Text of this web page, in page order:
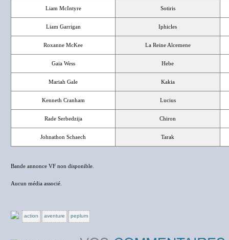
Liam McIntyre Sotiris
Liam Garrigan Iphicles
Roxanne McKee La Reine Alcemene
Gaia Wess Hebe
Mariah Gale Kakia
Kenneth Cranham Lucius
Rade Serbedzija Chiron
Johnathon Schaech Tarak
Bande annonce VF non disponible.
Aucun média associé.
action aventure peplum